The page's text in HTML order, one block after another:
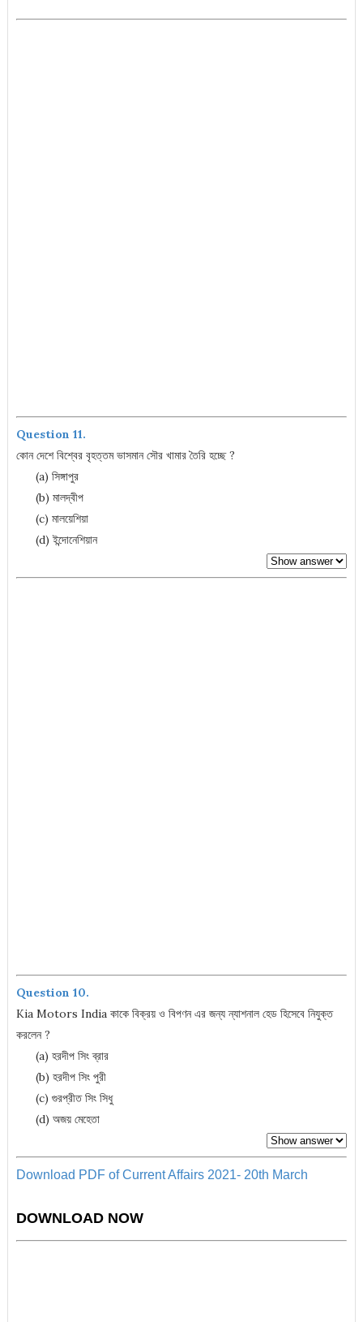
Question 11.
কোন দেশে বিশ্বের বৃহত্তম ভাসমান সৌর খামার তৈরি হচ্ছে ?
(a) সিঙ্গাপুর
(b) মালদ্বীপ
(c) মালয়েশিয়া
(d) ইন্দোনেশিয়ান
Question 10.
Kia Motors India কাকে বিক্রয় ও বিপণন এর জন্য ন্যাশনাল হেড হিসেবে নিযুক্ত
করলেন ?
(a) হরদীপ সিং ব্রার
(b) হরদীপ সিং পুরী
(c) গুরপ্রীত সিং সিধু
(d) অজয় মেহেতা
Download PDF of Current Affairs 2021- 20th March
DOWNLOAD NOW